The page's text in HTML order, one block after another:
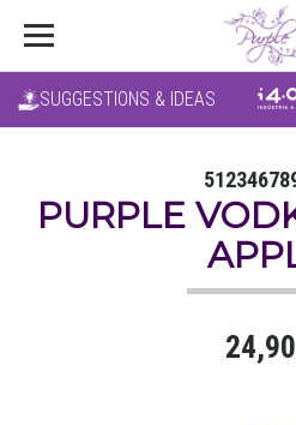
SUGGESTIONS & IDEAS
PURPLE